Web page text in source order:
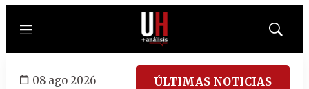
Menú
Mostrar
08 ago 2026 ÚLTIMAS NOTICIAS